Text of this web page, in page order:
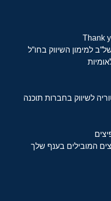
Thank
למימון השיווק בחו”ל
לשיווק בחברות תוכנה
המובילים בענף שלך